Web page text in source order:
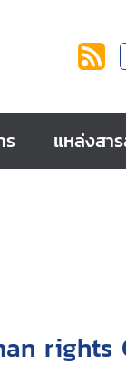
ร แหล่งสา
rights